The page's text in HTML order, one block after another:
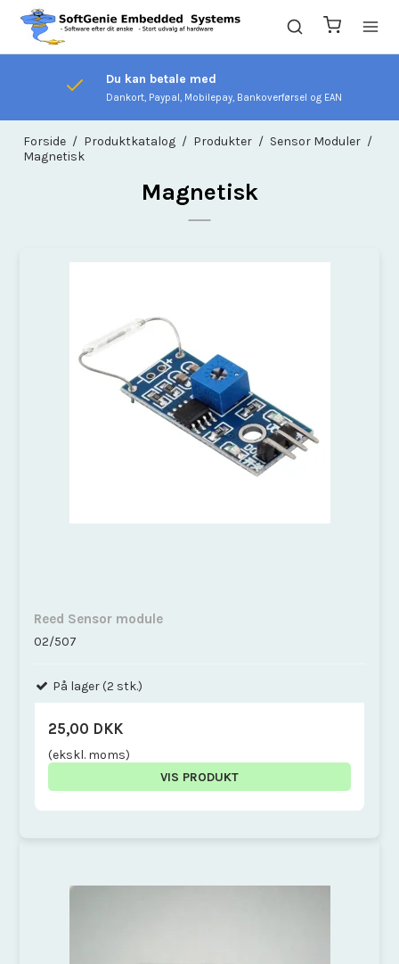
Du kan betale med
Dankort, Paypal, Mobilepay, Bankoverførsel og EAN
Forside / Produktkatalog / Produkter / Sensor Moduler /
Magnetisk
Magnetisk
Reed Sensor module
02/507
På lager (2 stk.)
25,00 DKK
(ekskl. moms)
VIS PRODUKT